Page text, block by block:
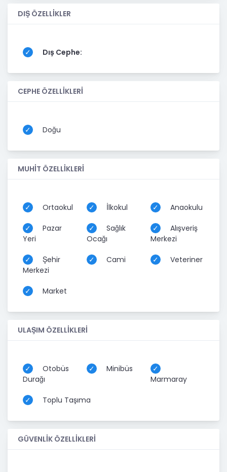
DIŞ ÖZELLİKLER
Dış Cephe:
CEPHE ÖZELLİKLERİ
Doğu
MUHİT ÖZELLİKLERİ
Ortaokul İlkokul Anaokulu
Pazar
Yeri
Sağlık
Ocağı
Alışveriş
Merkezi
Şehir
Merkezi
Cami Veteriner
Market
ULAŞIM ÖZELLİKLERİ
Otobüs
Durağı
Minibüs
Marmaray
Toplu Taşıma
GÜVENLİK ÖZELLİKLERİ